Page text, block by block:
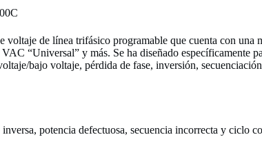
de línea trifásico programable que cuenta con
“Universal” y más. Se ha diseñado específicamente
bajo voltaje, pérdida de fase, inversión,
potencia defectuosa, secuencia incorrecta y ciclo